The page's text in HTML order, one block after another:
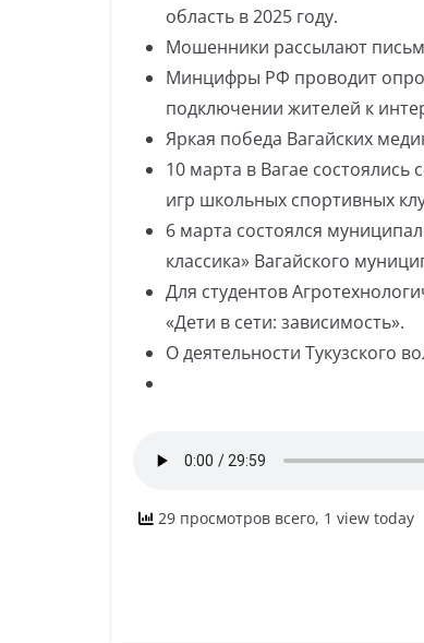
область в 2025 году.
Мошенники рассылают
Минцифры РФ проводит
подключении жителей к
Яркая победа Вагайских
10 марта в Вагае
игр школьных спортивных
6 марта состоялся
классика» Вагайского
Для студентов
«Дети в сети: зависимость».
О деятельности Тукузского
29 просмотров всего, 1 view today